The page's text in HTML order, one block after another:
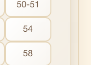
50-51
54
58